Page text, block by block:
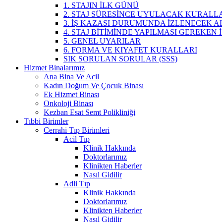
1. STAJIN İLK GÜNÜ
2. STAJ SÜRESİNCE UYULACAK
3. İŞ KAZASI DURUMUNDA İZLENECEK
4. STAJ BİTİMİNDE YAPILMASI GEREKEN
5. GENEL UYARILAR
6. FORMA VE KIYAFET KURALLARI
SIK SORULAN SORULAR (SSS)
Hizmet Binalarımız
Ana Bina Ve Acil
Kadın Doğum Ve Çocuk Binası
Ek Hizmet Binası
Onkoloji Binası
Kezban Esat Semt Polikliniği
Tıbbi Birimler
Cerrahi Tıp Birimleri
Acil Tıp
Klinik Hakkında
Doktorlarımız
Klinikten Haberler
Nasıl Gidilir
Adli Tıp
Klinik Hakkında
Doktorlarımız
Klinikten Haberler
Nasıl Gidilir